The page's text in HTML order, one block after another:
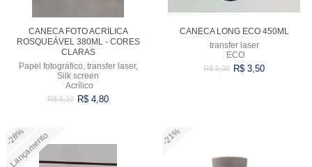
CANECA FOTO ACRÍLICA
ROSQUEÁVEL 380ML - CORES
CLARAS
Papel fotográfico, transfer laser,
Silk screen
Acrílico
R$ 5,10 R$ 4,80
CANECA LONG ECO 450ML
transfer laser
ECO
R$ 5,00 R$ 3,50
-28%
Lançamento -21%